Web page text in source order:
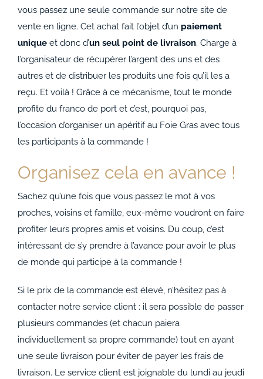
vous passez une seule commande sur notre site de
vente en ligne. Cet achat fait l’objet d’un paiement
uniqueet donc d’un seul point de livraison. Charge à
l’organisateur de récupérer l’argent des uns et des
autres et de distribuer les produits une fois qu’il les a
reçu. Et voilà ! Grâce à ce mécanisme, tout le monde
profite du franco de port et c’est, pourquoi pas,
l’occasion d’organiser un apéritif au Foie Gras avec tous
les participants à la commande !
Organisez cela en avance !
Sachez qu’une fois que vous passez le mot à vos
proches, voisins et famille, eux-même voudront en faire
profiter leurs propres amis et voisins. Du coup, c’est
intéressant de s’y prendre à l’avance pour avoir le plus
de monde qui participe à la commande !
Si le prix de la commande est élevé, n’hésitez pas à
contacter notre service client : il sera possible de passer
plusieurs commandes (et chacun paiera
individuellement sa propre commande) tout en ayant
une seule livraison pour éviter de payer les frais de
livraison. Le service client est joignable du lundi au jeudi